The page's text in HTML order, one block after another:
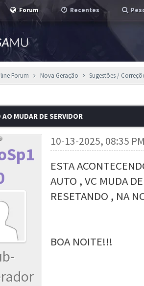
Forum Recentes
Forum Nova Geração Sugestões /
AO MUDAR DE SERVIDOR
10-13-2025, 08:35
ESTA
AUTO , VC MUDA
RESETANDO , NA
BOA NOITE!!!